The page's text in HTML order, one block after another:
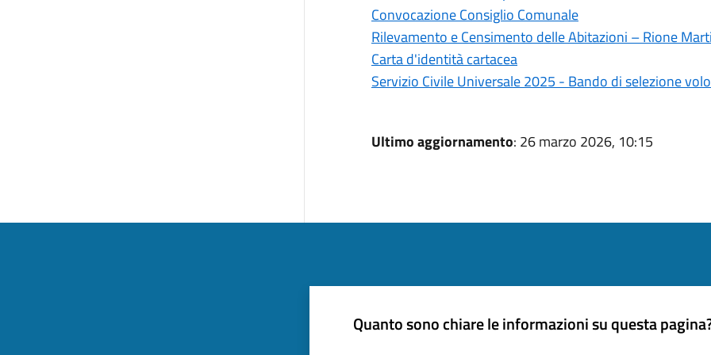
Convocazione Consiglio Comunale
Rilevamento e Censimento delle Abitazioni – Rione
Carta d'identità cartacea
Servizio Civile Universale 2025 - Bando di selezione
Ultimo aggiornamento: 26 marzo 2026, 10:15
Quanto sono chiare le informazioni su questa